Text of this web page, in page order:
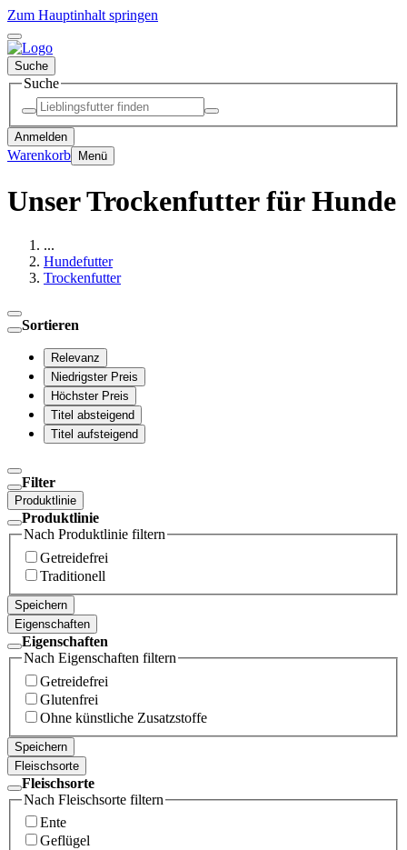
Zum Hauptinhalt springen
Suche
Suche
Anmelden
Warenkorb Menü
Unser Trockenfutter für Hunde
...
Hundefutter
Trockenfutter
Sortieren
Relevanz
Niedrigster Preis
Höchster Preis
Titel absteigend
Titel aufsteigend
Filter
Produktlinie
Produktlinie
Nach Produktlinie filtern
Getreidefrei
Traditionell
Speichern
Eigenschaften
Eigenschaften
Nach Eigenschaften filtern
Getreidefrei
Glutenfrei
Ohne künstliche Zusatzstoffe
Speichern
Fleischsorte
Fleischsorte
Nach Fleischsorte filtern
Ente
Geflügel